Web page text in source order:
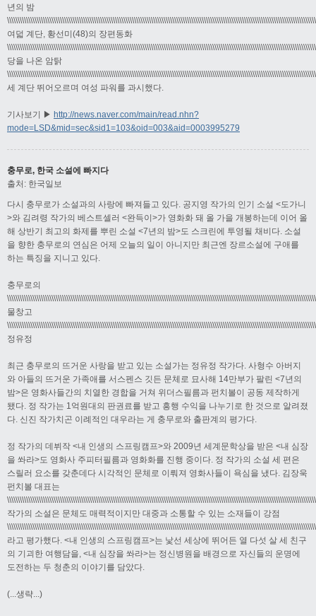
년의 밤
여덟 계단, 황선미(48)의 장편동화
당을 나온 암탉
세 계단 뛰어오르며 여성 파워를 과시했다.
기사보기 ▶ http://news.naver.com/main/read.nhn?
mode=LSD&mid=sec&sid1=103&oid=003&aid=0003995279
충무로, 한국 소설에 빠지다
출처: 한국일보
다시 충무로가 소설과의 사랑에 빠져들고 있다. 공지영 작가의 인기 소설 <도가니
>와 김려령 작가의 베스트셀러 <완득이>가 영화화 돼 올 가을 개봉하는데 이어 올
해 상반기 최고의 화제를 뿌린 소설 <7년의 밤>도 스크린에 투영될 채비다. 소설
을 향한 충무로의 연심은 어제 오늘의 일이 아니지만 최근엔 장르소설에 구애를
하는 특징을 지니고 있다.
충무로의
물창고
정유정
최근 충무로의 뜨거운 사랑을 받고 있는 소설가는 정유정 작가다. 사형수 아버지
와 아들의 뜨거운 가족애를 서스펜스 깃든 문체로 묘사해 14만부가 팔린 <7년의
밤>은 영화사들간의 치열한 경합을 거쳐 위더스필름과 펀치볼이 공동 제작하게
됐다. 정 작가는 1억원대의 판권료를 받고 흥행 수익을 나누기로 한 것으로 알려졌
다. 신진 작가치곤 이례적인 대우라는 게 충무로와 출판계의 평가다.
정 작가의 데뷔작 <내 인생의 스프링캠프>와 2009년 세계문학상을 받은 <내 심장
을 쏴라>도 영화사 주피터필름과 영화화를 진행 중이다. 정 작가의 소설 세 편은
스릴러 요소를 갖춘데다 시각적인 문체로 이뤄져 영화사들이 욕심을 냈다. 김장욱
펀치볼 대표는
작가의 소설은 문체도 매력적이지만 대중과 소통할 수 있는 소재들이 강점
라고 평가했다. <내 인생의 스프링캠프>는 낯선 세상에 뛰어든 열 다섯 살 세 친구
의 기괴한 여행담을, <내 심장을 쏴라>는 정신병원을 배경으로 자신들의 운명에
도전하는 두 청춘의 이야기를 담았다.
(...생략...)